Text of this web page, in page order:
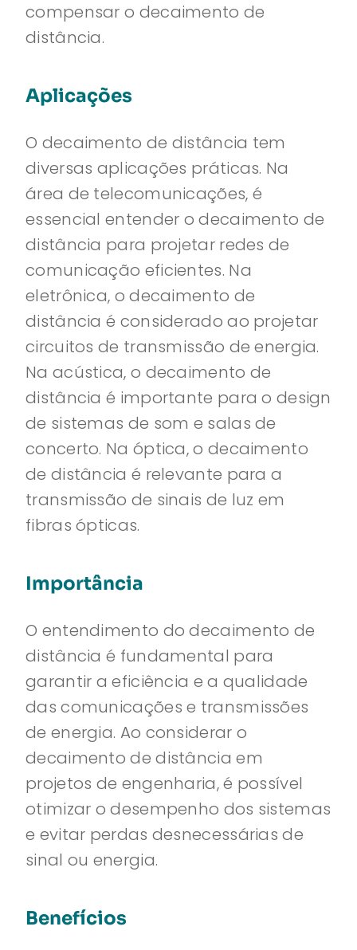
compensar o decaimento de
distância.
Aplicações
O decaimento de distância tem
diversas aplicações práticas. Na
área de telecomunicações, é
essencial entender o decaimento de
distância para projetar redes de
comunicação eficientes. Na
eletrônica, o decaimento de
distância é considerado ao projetar
circuitos de transmissão de energia.
Na acústica, o decaimento de
distância é importante para o design
de sistemas de som e salas de
concerto. Na óptica, o decaimento
de distância é relevante para a
transmissão de sinais de luz em
fibras ópticas.
Importância
O entendimento do decaimento de
distância é fundamental para
garantir a eficiência e a qualidade
das comunicações e transmissões
de energia. Ao considerar o
decaimento de distância em
projetos de engenharia, é possível
otimizar o desempenho dos sistemas
e evitar perdas desnecessárias de
sinal ou energia.
Benefícios